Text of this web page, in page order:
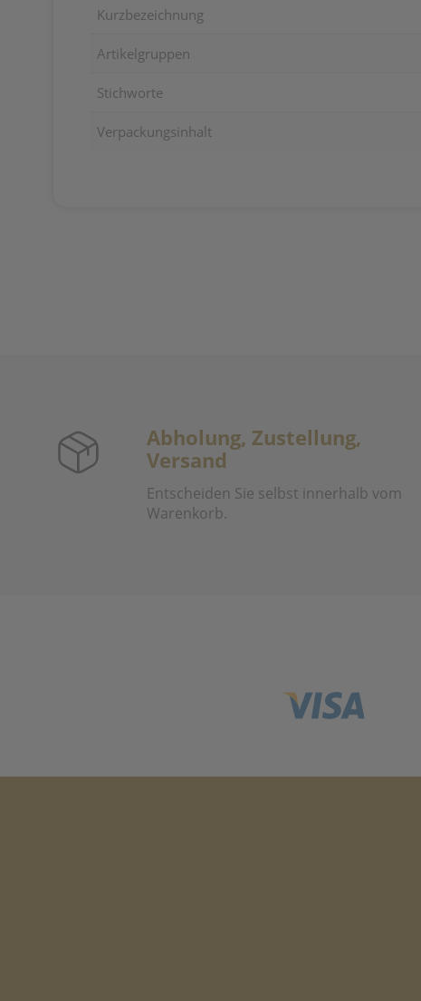
Kurzbezeichnung
Artikelgruppen
Stichworte
Verpackungsinhalt
Abholung, Zustellung,
Versand
Entscheiden Sie selbst innerhalb vom
Warenkorb.